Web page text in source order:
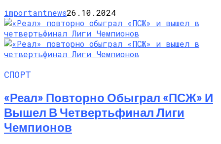
importantnews26.10.2024
СПОРТ
«Реал» Повторно Обыграл «ПСЖ» И
Вышел В Четвертьфинал Лиги
Чемпионов